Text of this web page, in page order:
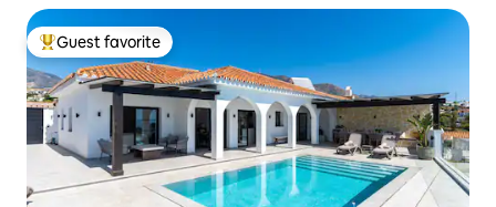
Top guest favorite
Guest favorite